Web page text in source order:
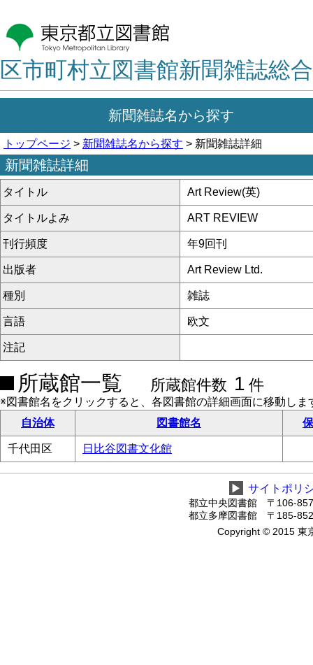
区市町村立図書館新聞雑誌総
新聞雑誌名から探す
トップページ > 新聞雑誌名から探す > 新聞雑誌詳細
新聞雑誌詳細
タイトル Art Review(英)
タイトルよみ ART REVIEW
刊行頻度 年9回刊
出版者 Art Review Ltd.
種別 雑誌
言語 欧文
注記
所蔵館一覧 所蔵館件数 1 件
※図書館名をクリックすると、各図書館の詳細画面に移動しま
自治体
図書館名
千代田区 日比谷図書文化館
▶ サイトポリ
都立中央図書館 〒106-
都立多摩図書館 〒185-
Copyright © 2015 東